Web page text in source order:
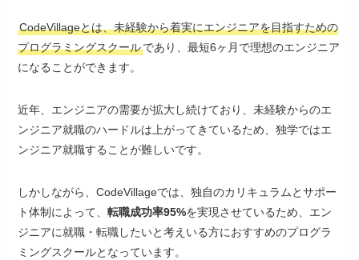
CodeVillageとは、未経験から着実にエンジニアを目指すための
プログラミングスクールであり、最短6ヶ月で理想のエンジニア
になることができます。
近年、エンジニアの需要が拡大し続けており、未経験からのエ
ンジニア就職のハードルは上がってきているため、独学ではエ
ンジニア就職することが難しいです。
しかしながら、CodeVillageでは、独自のカリキュラムとサポー
ト体制によって、転職成功率95%を実現させているため、エン
ジニアに就職・転職したいと考えいる方におすすめのプログラ
ミングスクールとなっています。